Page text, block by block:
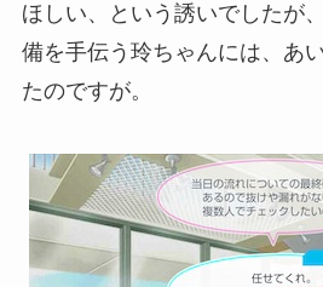
ほしい、という誘いでしたが
備を手伝う玲ちゃんには、あ
たのですが。